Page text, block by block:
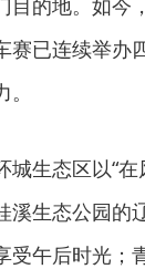
的地。如今
已连续举办
生态区以“
生态公园的
午后时光；